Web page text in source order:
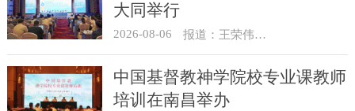
大同举行
2026-08-06 报道：王荣伟 摄影：冯谦
中国基督教神学院校专业课教师
培训在南昌举办